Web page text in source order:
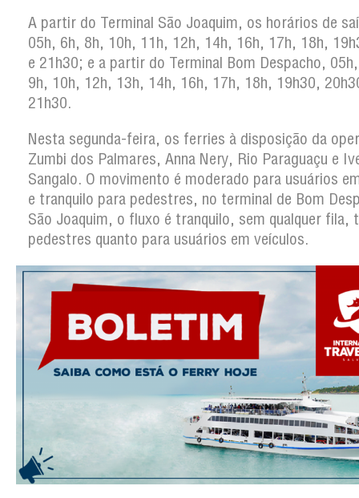
A partir do Terminal São Joaquim, os horários de
05h, 6h, 8h, 10h, 11h, 12h, 14h, 16h, 17h, 18h,
e 21h30; e a partir do Terminal Bom Despacho,
9h, 10h, 12h, 13h, 14h, 16h, 17h, 18h, 19h30,
21h30.
Nesta segunda-feira, os ferries à disposição da
Zumbi dos Palmares, Anna Nery, Rio Paraguaçu e
Sangalo. O movimento é moderado para usuários
e tranquilo para pedestres, no terminal de Bom
São Joaquim, o fluxo é tranquilo, sem qualquer fila,
pedestres quanto para usuários em veículos.